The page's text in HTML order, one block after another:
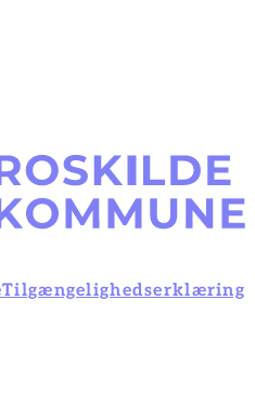
Tilgængelighedserklæring